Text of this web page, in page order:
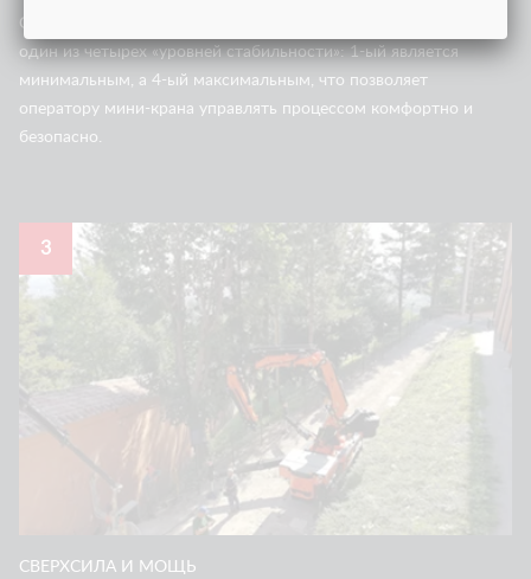
Система стабилизации крана автоматически рассчитывает
один из четырех «уровней стабильности»: 1-ый является
минимальным, а 4-ый максимальным, что позволяет
оператору мини-крана управлять процессом комфортно и
безопасно.
3
СВЕРХСИЛА И МОЩЬ